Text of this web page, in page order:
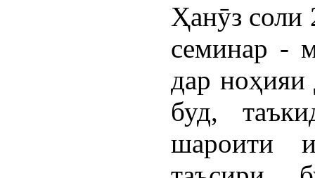
Ҳанӯз соли
семинар -
дар ноҳияи
буд,
шароити